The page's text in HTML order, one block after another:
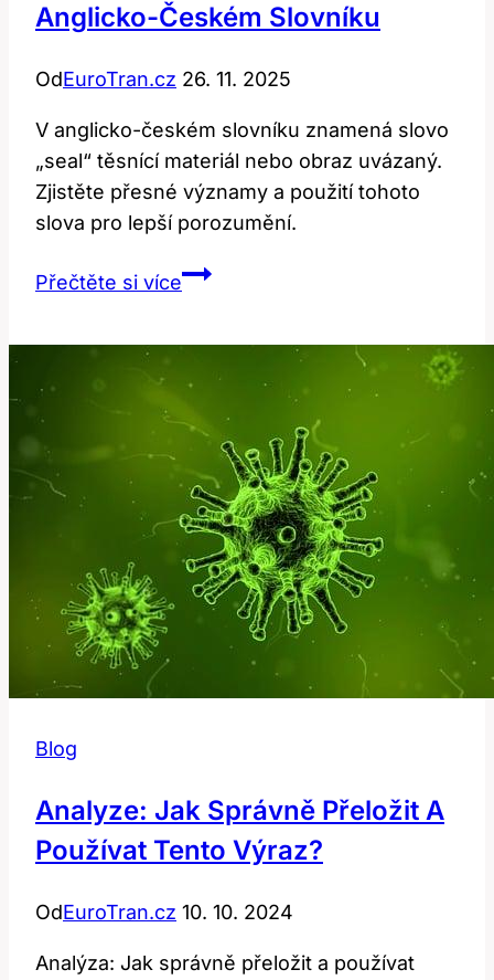
Anglicko-Českém Slovníku
OdEuroTran.cz 26. 11. 2025
V anglicko-českém slovníku znamená slovo
„seal“ těsnící materiál nebo obraz uvázaný.
Zjistěte přesné významy a použití tohoto
slova pro lepší porozumění.
Přečtěte si víceCo
Anglicko-
Českém
Slovníku
Blog
Analyze: Jak Správně Přeložit A
Používat Tento Výraz?
OdEuroTran.cz 10. 10. 2024
Analýza: Jak správně přeložit a používat